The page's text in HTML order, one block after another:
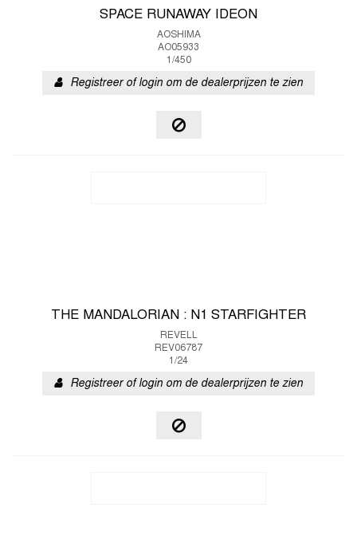
SPACE RUNAWAY IDEON
AOSHIMA
AO05933
1/450
Registreer of login om de dealerprijzen te zien
THE MANDALORIAN : N1 STARFIGHTER
REVELL
REV06787
1/24
Registreer of login om de dealerprijzen te zien